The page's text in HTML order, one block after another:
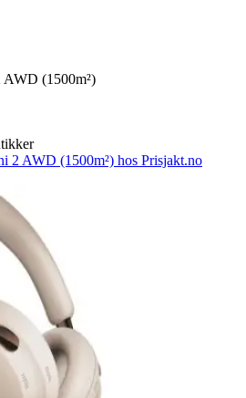
(1500m²)
2 AWD (1500m²) hos Prisjakt.no